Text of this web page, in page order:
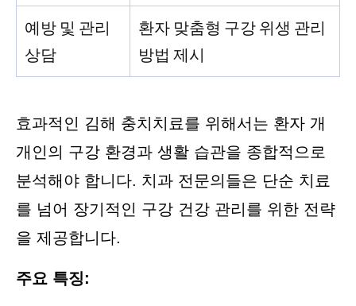
예방 및 관리
상담
환자 맞춤형 구강 위생 관리
방법 제시
효과적인 김해 충치치료를 위해서는 환자 개
개인의 구강 환경과 생활 습관을 종합적으로
분석해야 합니다. 치과 전문의들은 단순 치료
를 넘어 장기적인 구강 건강 관리를 위한 전략
을 제공합니다.
주요 특징: